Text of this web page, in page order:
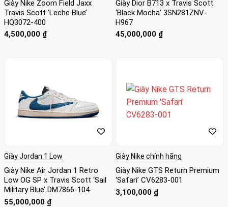
Giày Nike Zoom Field Jaxx
Travis Scott ‘Leche Blue’
HQ3072-400
4,500,000 ₫
Giày Dior B713 x Travis Scott
‘Black Mocha’ 3SN281ZNV-
H967
45,000,000 ₫
Giày Jordan 1 Low
Giày Nike Air Jordan 1 Retro
Low OG SP x Travis Scott ‘Sail
Military Blue’ DM7866-104
55,000,000 ₫
Giày Nike chính hãng
Giày Nike GTS Return Premium
‘Safari’ CV6283-001
3,100,000 ₫